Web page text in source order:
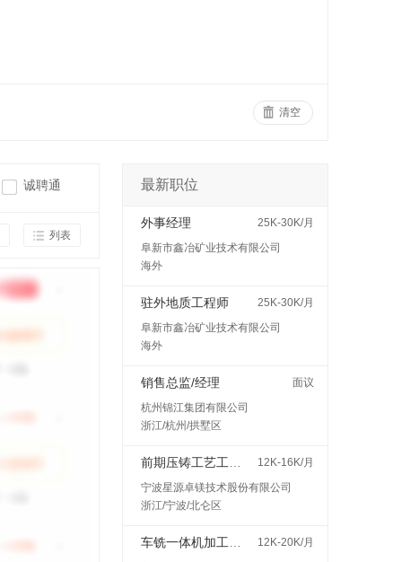
清空
诚聘通
列表
最新职位
外事经理
25K-30K/月
阜新市鑫冶矿业技术有限公司
海外
驻外地质工程师
25K-30K/月
阜新市鑫冶矿业技术有限公司
海外
销售总监/经理
面议
杭州锦江集团有限公司
浙江/杭州/拱墅区
12K-16K/月
宁波星源卓镁技术股份有限公司
浙江/宁波/北仑区
12K-20K/月